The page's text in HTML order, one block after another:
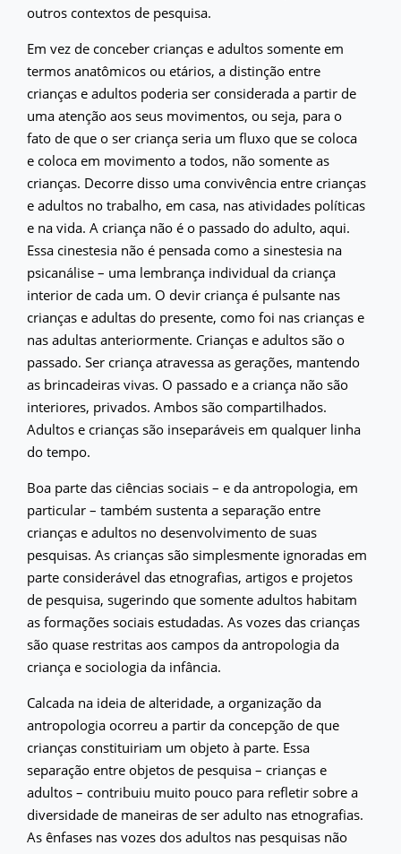
outros contextos de pesquisa.
Em vez de conceber crianças e adultos somente em
termos anatômicos ou etários, a distinção entre
crianças e adultos poderia ser considerada a partir de
uma atenção aos seus movimentos, ou seja, para o
fato de que o ser criança seria um fluxo que se coloca
e coloca em movimento a todos, não somente as
crianças. Decorre disso uma convivência entre crianças
e adultos no trabalho, em casa, nas atividades políticas
e na vida. A criança não é o passado do adulto, aqui.
Essa cinestesia não é pensada como a sinestesia na
psicanálise – uma lembrança individual da criança
interior de cada um. O devir criança é pulsante nas
crianças e adultas do presente, como foi nas crianças e
nas adultas anteriormente. Crianças e adultos são o
passado. Ser criança atravessa as gerações, mantendo
as brincadeiras vivas. O passado e a criança não são
interiores, privados. Ambos são compartilhados.
Adultos e crianças são inseparáveis em qualquer linha
do tempo.
Boa parte das ciências sociais – e da antropologia, em
particular – também sustenta a separação entre
crianças e adultos no desenvolvimento de suas
pesquisas. As crianças são simplesmente ignoradas em
parte considerável das etnografias, artigos e projetos
de pesquisa, sugerindo que somente adultos habitam
as formações sociais estudadas. As vozes das crianças
são quase restritas aos campos da antropologia da
criança e sociologia da infância.
Calcada na ideia de alteridade, a organização da
antropologia ocorreu a partir da concepção de que
crianças constituiriam um objeto à parte. Essa
separação entre objetos de pesquisa – crianças e
adultos – contribuiu muito pouco para refletir sobre a
diversidade de maneiras de ser adulto nas etnografias.
As ênfases nas vozes dos adultos nas pesquisas não